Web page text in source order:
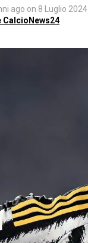
ago on 8 Luglio 2024
CalcioNews24